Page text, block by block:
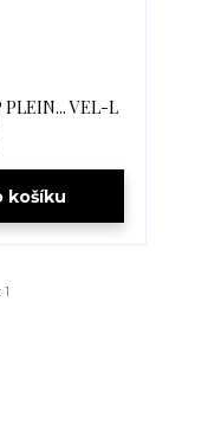
VEL-L
košíku
1